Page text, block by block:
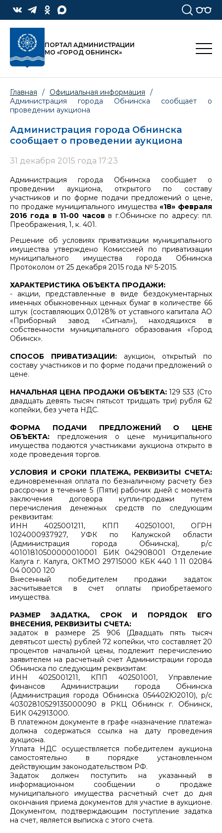
ПОРТАЛ АДМИНИСТРАЦИИ
МО «ГОРОД ОБНИНСК»
Главная / Официальная информация
/
Администрация города Обнинска сообщает о
проведении аукциона
Администрация города Обнинска
сообщает о проведении аукциона
31 декабря 2015 года 17:23
Администрация города Обнинска сообщает о
проведении аукциона, открытого по составу
участников и по форме подачи предложений о цене,
по продаже муниципального имущества «18» февраля
2016 года в 11-00 часов в г.Обнинске по адресу: пл.
Преображения, 1, к. 401.
Решение об условиях приватизации муниципального
имущества утверждено Комиссией по приватизации
муниципального имущества города Обнинска
Протоколом от 25 декабря 2015 года № 5-2015.
ХАРАКТЕРИСТИКА ОБЪЕКТА ПРОДАЖИ:
- акции, представленные в виде бездокументарных
именных обыкновенных ценных бумаг в количестве 66
штук (составляющих 0,0128% от уставного капитала АО
«Приборный завод «Сигнал»), находящихся в
собственности муниципального образования «Город
Обинск».
СПОСОБ ПРИВАТИЗАЦИИ: аукцион, открытый по
составу участников и по форме подачи предложений о
цене.
НАЧАЛЬНАЯ ЦЕНА ПРОДАЖИ ОБЪЕКТА:129 533 (Сто
двадцать девять тысяч пятьсот тридцать три) рубля 62
копейки, без учета НДС.
ФОРМА ПОДАЧИ ПРЕДЛОЖЕНИЙ О ЦЕНЕ
ОБЪЕКТА: предложения о цене муниципального
имущества подаются участниками аукциона открыто в
ходе проведения торгов.
УСЛОВИЯ И СРОКИ ПЛАТЕЖА, РЕКВИЗИТЫ СЧЕТА:
единовременная оплата по безналичному расчету без
рассрочки в течение 5 (Пяти) рабочих дней с момента
заключения договора купли-продажи путем
перечисления денежных средств по следующим
реквизитам:
ИНН 4025001211, КПП 402501001, ОГРН
1024000937927, УФК по Калужской области
(Администрация города Обнинска), р/с
40101810500000010001 БИК 042908001 Отделение
Калуга г. Калуга, ОКТМО 29715000 КБК 440 1 11 02084
04 0000 120
Внесенный победителем продажи задаток
засчитывается в счет оплаты приобретаемого
имущества.
РАЗМЕР ЗАДАТКА, СРОК И ПОРЯДОК ЕГО
ВНЕСЕНИЯ, РЕКВИЗИТЫ СЧЕТА:
задаток в размере 25 906 (Двадцать пять тысяч
девятьсот шесть) рублей 72 копейки, что составляет 20
процентов начальной цены, подлежит перечислению
заявителем на расчетный счет Администрации города
Обнинска по следующим реквизитам:
ИНН 4025001211, КПП 402501001, Управление
финансов Администрации города Обнинска
(Администрация города Обнинска 054402Ю2010), р/с
40302810529135000090 в РКЦ Обнинск г. Обнинск,
БИК 042913000.
В платежном документе в графе «назначение платежа»
должна содержаться ссылка на дату проведения
аукциона.
Уплата НДС осуществляется победителем аукциона
самостоятельно в порядке установленном
действующим законодательством РФ.
Задаток должен поступить на указанный в
информационном сообщении о продаже
муниципального имущества расчетный счет до дня
окончания приема документов для участие в аукционе.
Документом, подтверждающим поступление задатка
на счет, является выписка с этого счета.